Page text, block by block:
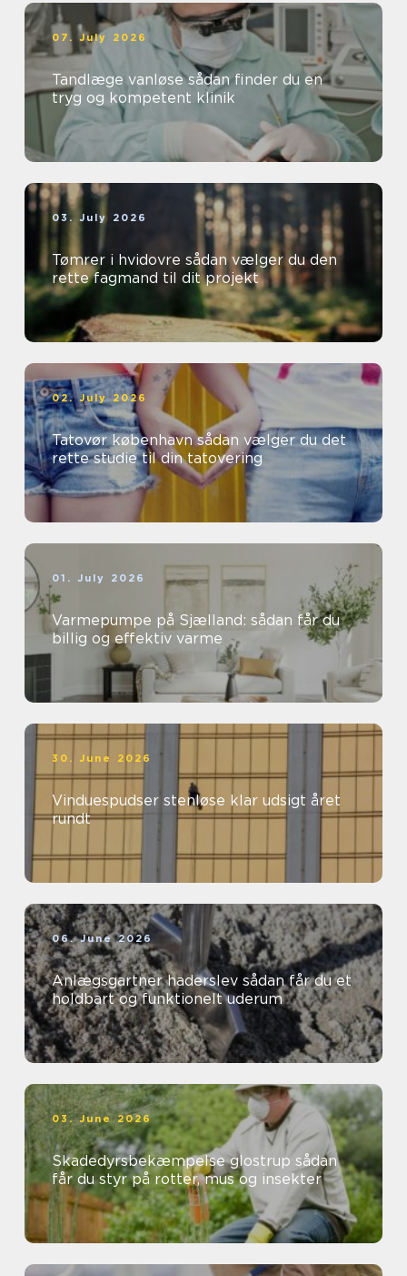
07. July 2026
Tandlæge vanløse sådan finder du en
tryg og kompetent klinik
03. July 2026
Tømrer i hvidovre sådan vælger du den
rette fagmand til dit projekt
02. July 2026
Tatovør københavn sådan vælger du det
rette studie til din tatovering
01. July 2026
Varmepumpe på Sjælland: sådan får du
billig og effektiv varme
30. June 2026
Vinduespudser stenløse klar udsigt året
rundt
06. June 2026
Anlægsgartner haderslev sådan får du et
holdbart og funktionelt uderum
03. June 2026
Skadedyrsbekæmpelse glostrup sådan
får du styr på rotter, mus og insekter